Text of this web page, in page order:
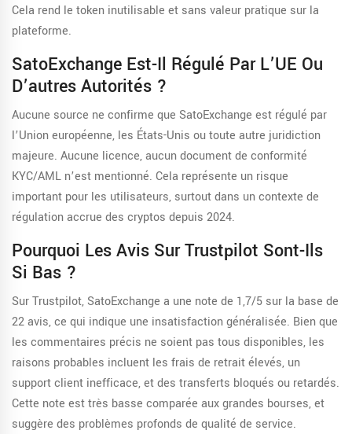
Cela rend le token inutilisable et sans valeur pratique sur la
plateforme.
SatoExchange Est-Il Régulé Par L’UE Ou
D’autres Autorités ?
Aucune source ne confirme que SatoExchange est régulé par
l’Union européenne, les États-Unis ou toute autre juridiction
majeure. Aucune licence, aucun document de conformité
KYC/AML n’est mentionné. Cela représente un risque
important pour les utilisateurs, surtout dans un contexte de
régulation accrue des cryptos depuis 2024.
Pourquoi Les Avis Sur Trustpilot Sont-Ils
Si Bas ?
Sur Trustpilot, SatoExchange a une note de 1,7/5 sur la base de
22 avis, ce qui indique une insatisfaction généralisée. Bien que
les commentaires précis ne soient pas tous disponibles, les
raisons probables incluent les frais de retrait élevés, un
support client inefficace, et des transferts bloqués ou retardés.
Cette note est très basse comparée aux grandes bourses, et
suggère des problèmes profonds de qualité de service.